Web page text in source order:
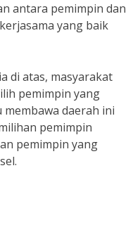
antara pemimpin dan
yang baik
di atas, masyarakat
pemimpin yang
daerah ini
pemimpin
pemimpin yang